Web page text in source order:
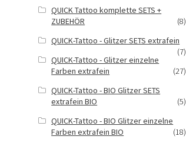
QUICK Tattoo komplette SETS +
ZUBEHÖR
(8)
QUICK-Tattoo - Glitzer SETS extrafein
(7)
QUICK-Tattoo - Glitzer einzelne
Farben extrafein
(27)
QUICK-Tattoo - BIO Glitzer SETS
extrafein BIO
(5)
QUICK-Tattoo - BIO Glitzer einzelne
Farben extrafein BIO
(18)